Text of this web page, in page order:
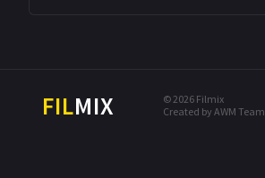
FILMIX
© 2026 Filmix
Created by AWM Team